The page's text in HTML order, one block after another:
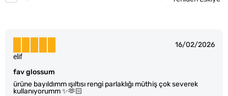
16/02/2026
fav glossum
ürüne bayıldımm ışıltısı rengi parlaklığı müthiş çok severek
kullanıyorumm ✨🫶🏻
elif